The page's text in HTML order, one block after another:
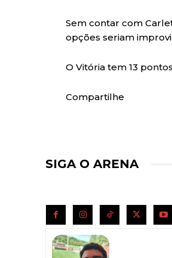
Sem contar com
opções seriam
O Vitória tem 13
Compartilhe
SIGA O ARENA